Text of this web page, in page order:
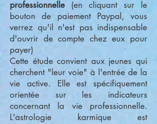
professionnelle (en cliquant sur le
bouton de paiement Paypal, vous
verrez qu'il n'est pas indispensable
d'ouvrir de compte chez eux pour
payer)
Cette étude convient aux jeunes qui
cherchent "leur voie" à l'entrée de la
vie active. Elle est spécifiquement
orientée sur les indicateurs
concernant la vie professionnelle.
L'astrologie karmique est